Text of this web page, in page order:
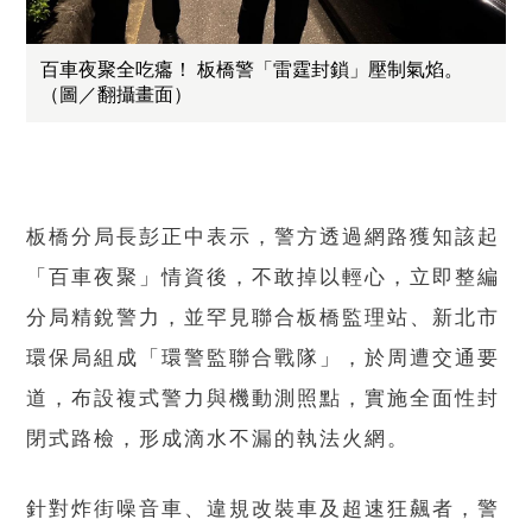
百車夜聚全吃癟！ 板橋警「雷霆封鎖」壓制氣焰。
（圖／翻攝畫面）
板橋分局長彭正中表示，警方透過網路獲知該起
「百車夜聚」情資後，不敢掉以輕心，立即整編
分局精銳警力，並罕見聯合板橋監理站、新北市
環保局組成「環警監聯合戰隊」，於周遭交通要
道，布設複式警力與機動測照點，實施全面性封
閉式路檢，形成滴水不漏的執法火網。
針對炸街噪音車、違規改裝車及超速狂飆者，警